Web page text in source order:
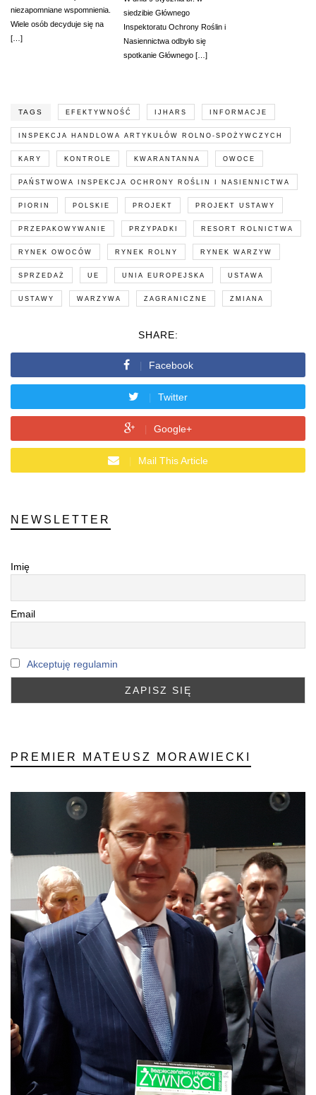
niezapomniane wspomnienia.
Wiele osób decyduje się na
[…]
siedzibie Głównego
Inspektoratu Ochrony Roślin i
Nasiennictwa odbyło się
spotkanie Głównego […]
TAGS EFEKTYWNOŚĆ IJHARS INFORMACJE
INSPEKCJA HANDLOWA ARTYKUŁÓW ROLNO-SPOŻYWCZYCH
KARY KONTROLE KWARANTANNA OWOCE
PAŃSTWOWA INSPEKCJA OCHRONY ROŚLIN I NASIENNICTWA
PIORIN POLSKIE PROJEKT PROJEKT USTAWY
PRZEPAKOWYWANIE PRZYPADKI RESORT ROLNICTWA
RYNEK OWOCÓW RYNEK ROLNY RYNEK WARZYW
SPRZEDAŻ UE UNIA EUROPEJSKA USTAWA
USTAWY WARZYWA ZAGRANICZNE ZMIANA
SHARE:
Facebook
Twitter
Google+
Mail This Article
NEWSLETTER
Imię
Email
Akceptuję regulamin
PREMIER MATEUSZ MORAWIECKI